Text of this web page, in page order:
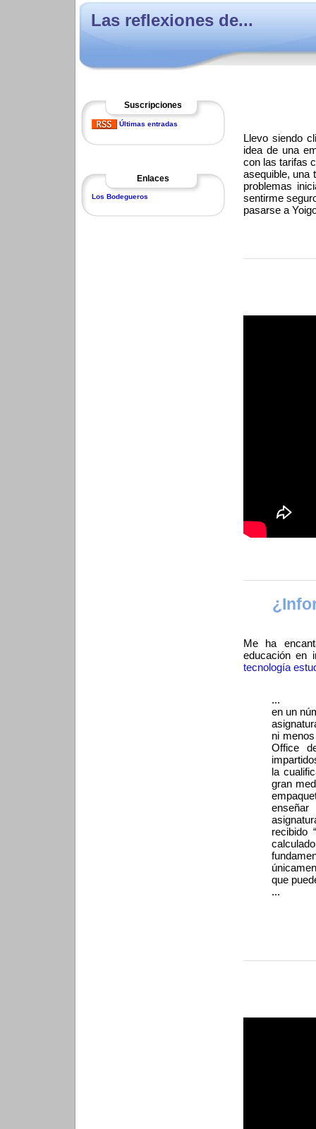
Las reflexiones de...
Suscripciones
Últimas entradas
Enlaces
Los Bodegueros
Llevo siendo
idea de una
con las tarifas
asequible, una
problemas
sentirme
pasarse a
Me ha
educación en
tecnología
...
en un
ni
Office
la
gran
recibido
que
...